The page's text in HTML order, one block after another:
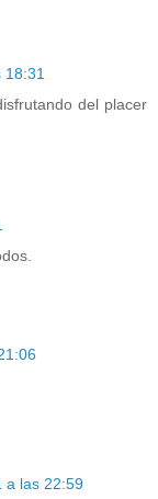
18:31
del placer
a las 22:59